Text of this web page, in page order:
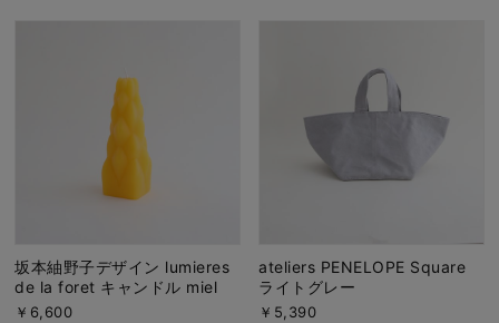
坂本紬野子デザイン lumieres
de la foret キャンドル miel
￥6,600
ateliers PENELOPE Square
ライトグレー
￥5,390